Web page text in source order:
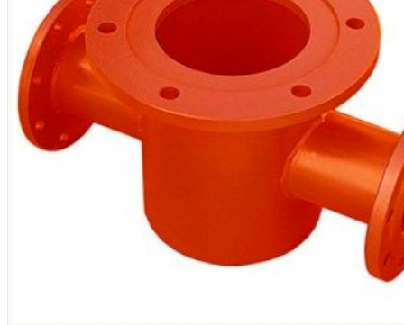
вода с температурным параметром +50 °C.
А вот разновидности подставок (различаются они по
разветвлений, а также методам соединения):
ЧВКФ (чугунная крестообразная подставка). Это
сложная модель подставки, использующаяся крайне
когда без фланцевого креста никак не обойтись.
ППФ (фланцевая пожарная подставка). Ее
предназначение – основание под оборудование,
обеспечить непрерывный забор воды из
Применяется для фиксации оборудования в разрыв трубы.
ППТФ (подставка пожарная тройная фланцевая).
разделить поток воды.
ППС (подставка без отводов). Крепление
посредством приваривания к водопроводу.